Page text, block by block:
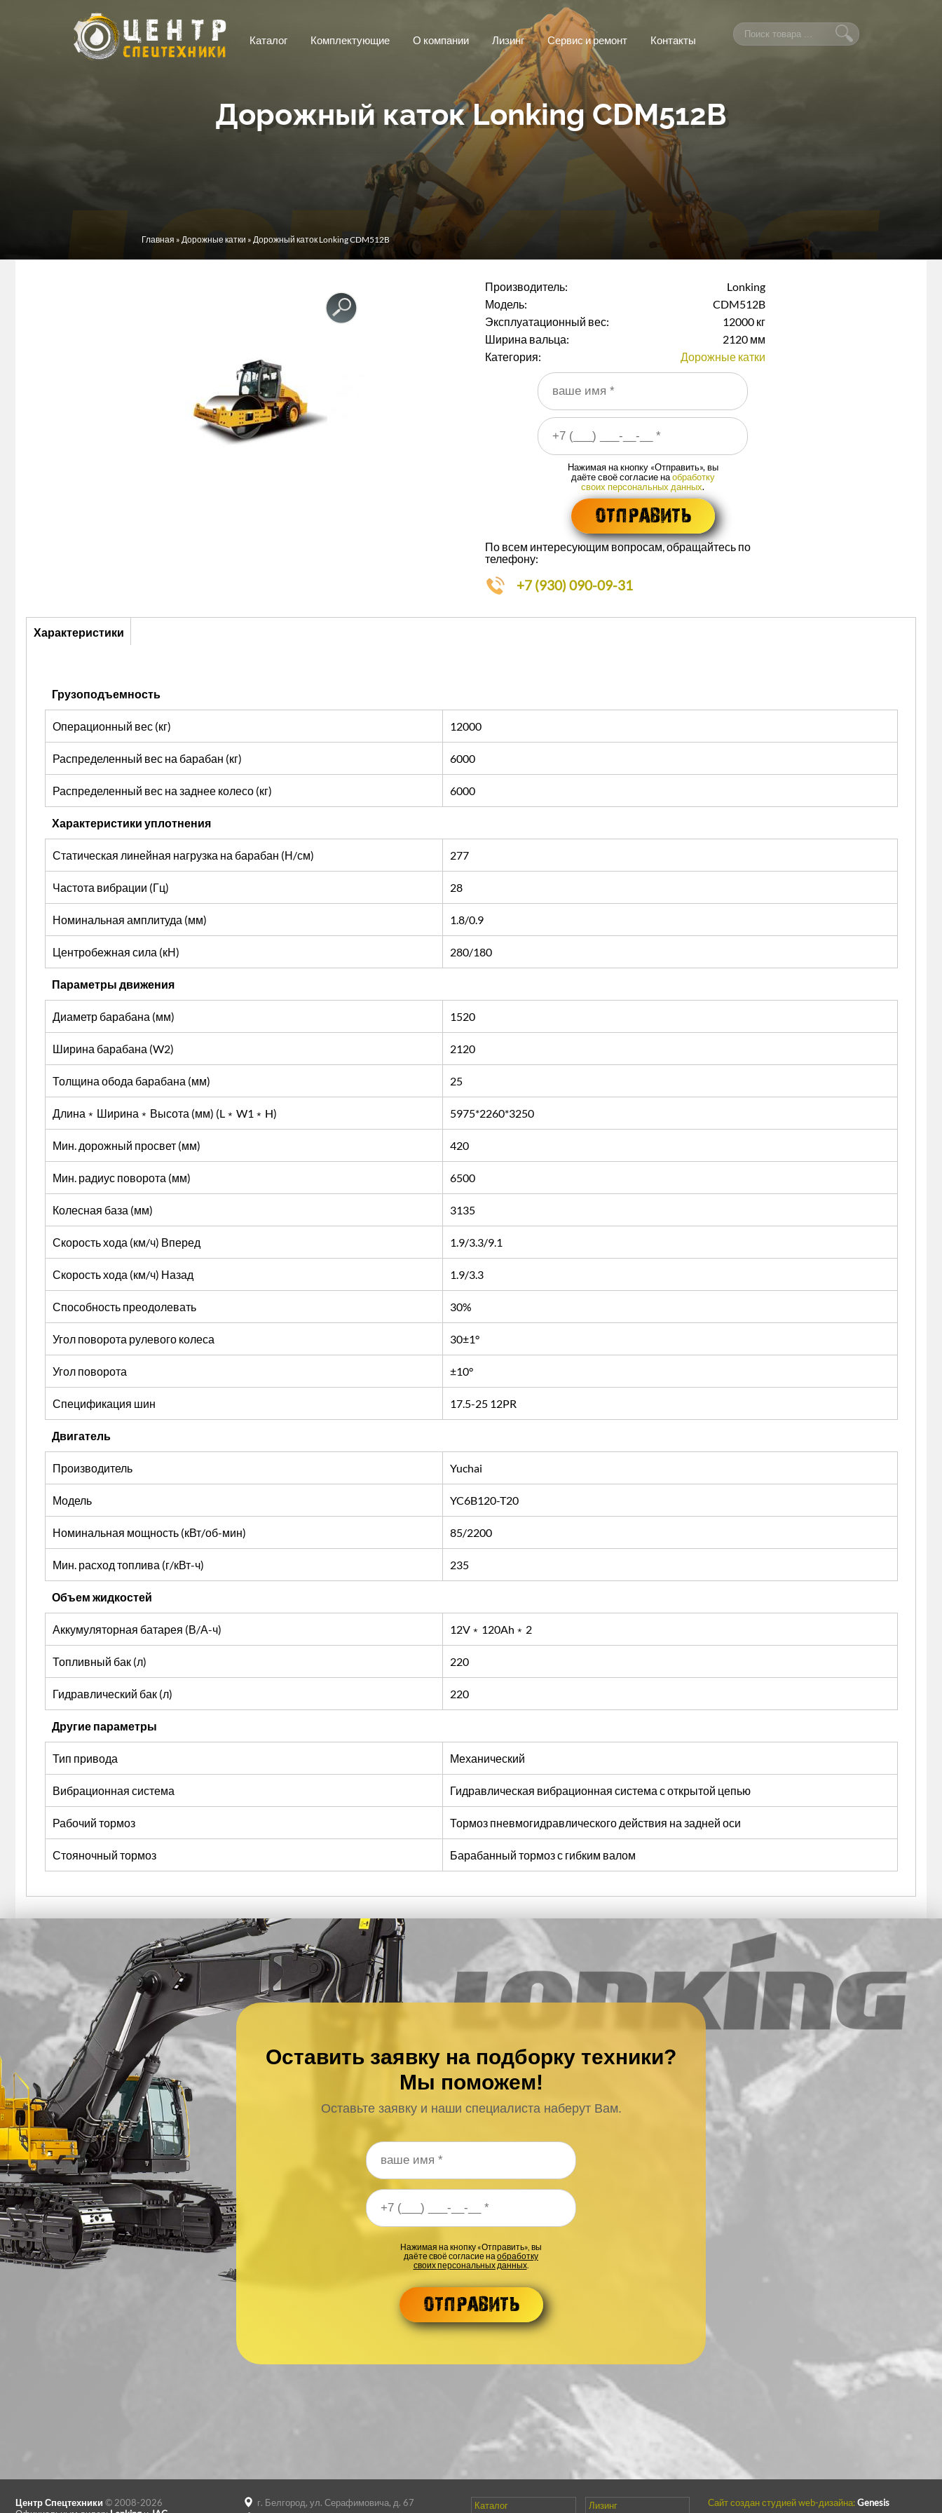
Перейти к основному содержанию
Каталог Комплектующие О компании Лизинг Сервис и ремонт Контакты
Дорожный каток Lonking CDM512B
Вы здесь
Главная » Дорожные катки » Дорожный каток Lonking CDM512B
Производитель:
Lonking
Модель:
CDM512B
Эксплуатационный вес:
12000 кг
Ширина вальца:
2120 мм
Категория:
Дорожные катки
Ваше имя*
Ваш номер телефона
Нажимая на кнопку «Отправить», вы
даёте своё согласие наобработку
своих персональных данных.
По всем интересующим вопросам, обращайтесь по
телефону:
+7 (930) 090-09-31
Описание
Характеристики
Грузоподъемность
Операционный вес (кг) 12000
Распределенный вес на барабан (кг) 6000
Распределенный вес на заднее колесо (кг) 6000
Характеристики уплотнения
Статическая линейная нагрузка на барабан (Н/см) 277
Частота вибрации (Гц) 28
Номинальная амплитуда (мм) 1.8/0.9
Центробежная сила (кН) 280/180
Параметры движения
Диаметр барабана (мм) 1520
Ширина барабана (W2) 2120
Толщина обода барабана (мм) 25
Длина﹡Ширина﹡Высота (мм) (L﹡W1﹡H) 5975*2260*3250
Мин. дорожный просвет (мм) 420
Мин. радиус поворота (мм) 6500
Колесная база (мм) 3135
Скорость хода (км/ч) Вперед 1.9/3.3/9.1
Скорость хода (км/ч) Назад 1.9/3.3
Способность преодолевать 30%
Угол поворота рулевого колеса 30±1°
Угол поворота ±10°
Спецификация шин 17.5-25 12PR
Двигатель
Производитель Yuchai
Модель YC6B120-T20
Номинальная мощность (кВт/об-мин) 85/2200
Мин. расход топлива (г/кВт-ч) 235
Объем жидкостей
Аккумуляторная батарея (В/А-ч) 12V﹡120Ah﹡2
Топливный бак (л) 220
Гидравлический бак (л) 220
Другие параметры
Тип привода Механический
Вибрационная система Гидравлическая вибрационная система с открытой цепью
Рабочий тормоз Тормоз пневмогидравлического действия на задней оси
Стояночный тормоз Барабанный тормоз с гибким валом
Оставить заявку на подборку техники?
Мы поможем!
Оставьте заявку и наши специалиста наберут Вам.
Ваш номер телефона
Нажимая на кнопку «Отправить», вы
даёте своё согласие на обработку
своих персональных данных.
Центр Спецтехники © 2008-2026
г. Белгород, ул. Серафимовича, д. 67
Каталог Лизинг Сайт создан студией web-дизайна:Genesis